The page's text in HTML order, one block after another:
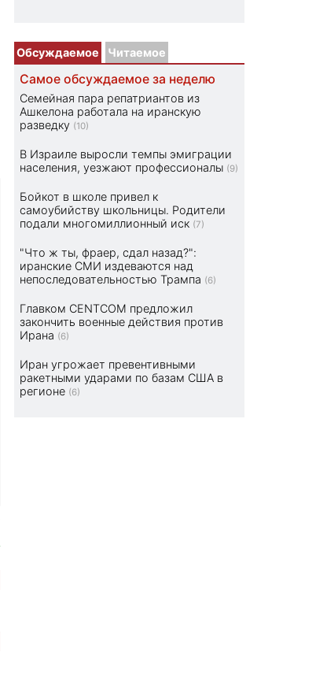
Обсуждаемое Читаемое
Самое обсуждаемое за неделю
Семейная пара репатриантов из
Ашкелона работала на иранскую
разведку (10)
В Израиле выросли темпы эмиграции
населения, уезжают профессионалы (9)
Бойкот в школе привел к
самоубийству школьницы. Родители
подали многомиллионный иск (7)
"Что ж ты, фраер, сдал назад?":
иранские СМИ издеваются над
непоследовательностью Трампа (6)
Главком CENTCOM предложил
закончить военные действия против
Ирана (6)
Иран угрожает превентивными
ракетными ударами по базам США в
регионе (6)